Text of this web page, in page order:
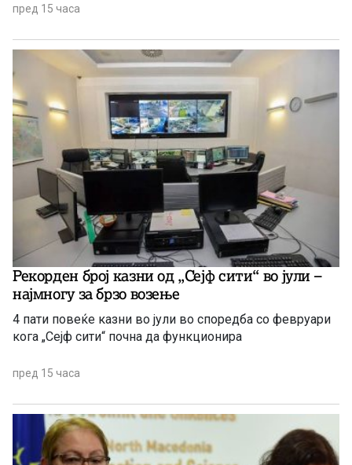
пред 15 часа
Рекорден број казни од „Сејф сити“ во јули –
најмногу за брзо возење
4 пати повеќе казни во јули во споредба со февруари
кога „Сејф сити“ почна да функционира
пред 15 часа